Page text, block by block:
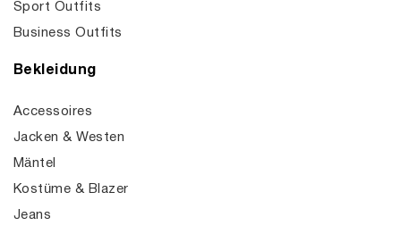
Sport Outfits
Business Outfits
Bekleidung
Accessoires
Jacken & Westen
Mäntel
Kostüme & Blazer
Jeans